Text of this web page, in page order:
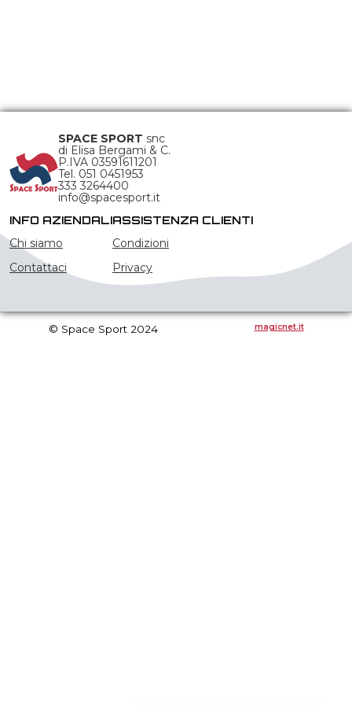
SPACE SPORT snc
di Elisa Bergami & C.
P.IVA 03591611201
Tel. 051 0451953
333 3264400
info@spacesport.it
INFO AZIENDALI
Chi siamo
Contattaci
ASSISTENZA CLIENTI
Condizioni
Privacy
© Space Sport 2024 magicnet.it